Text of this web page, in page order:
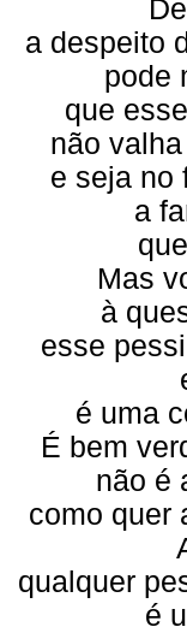
a despeito
pode
que
não
e seja no
a
Mas
à
esse
é uma
É bem
não é
como quer
qualquer
é